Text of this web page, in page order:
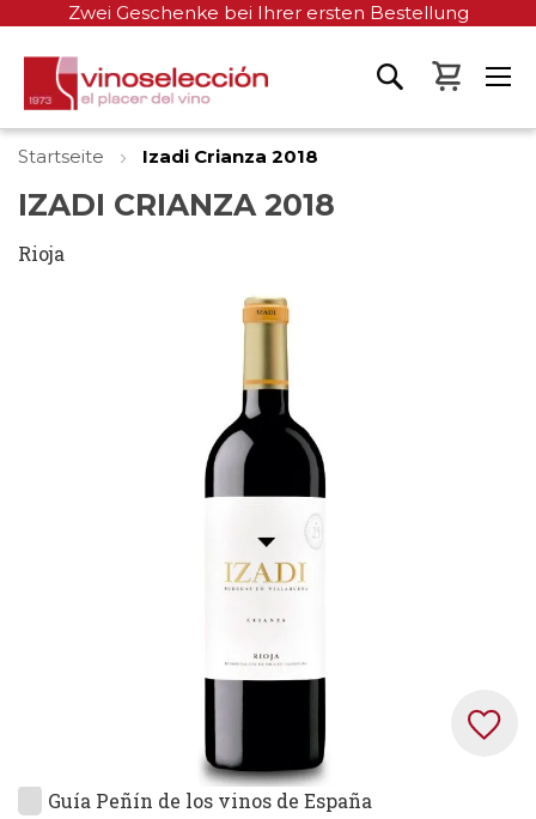
Zwei Geschenke bei Ihrer ersten Bestellung
Mein
Startseite Izadi Crianza 2018
IZADI CRIANZA 2018
Rioja
ZumGuía Peñín de los vinos de España